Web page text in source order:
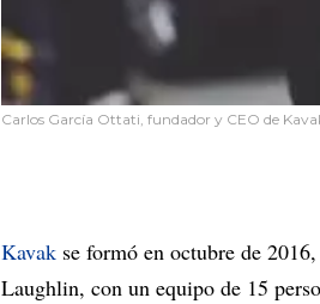
Carlos García Ottati, fundador y CEO de
Kavak se formó en octubre de
Laughlin, con un equipo de 15